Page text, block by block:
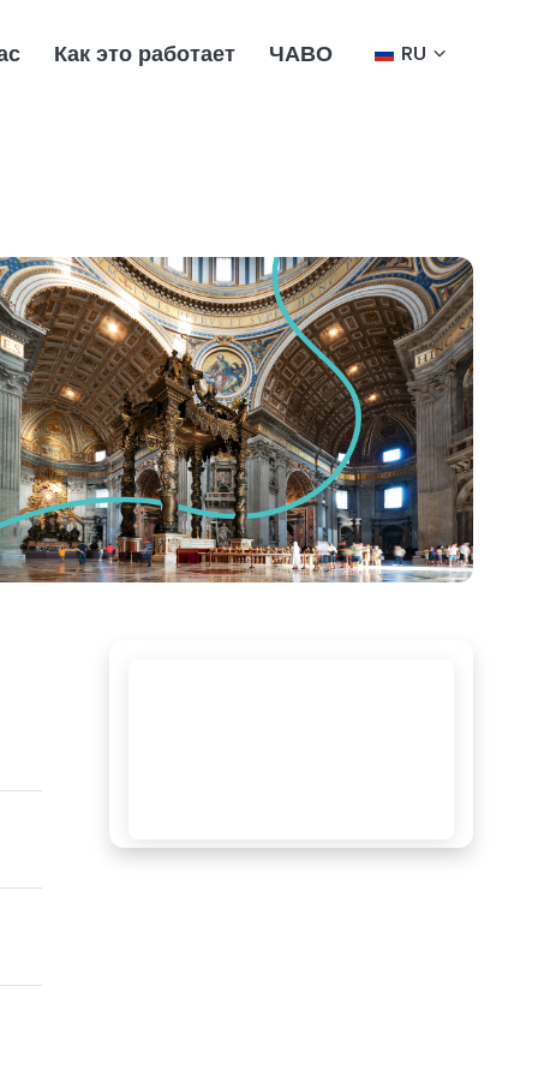
Как это работает ЧАВО RU